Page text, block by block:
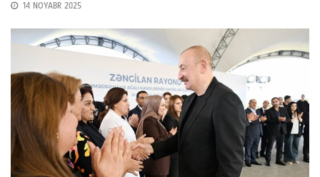
14 NOYABR 2025